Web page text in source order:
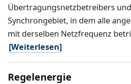
Übertragungsnetzbetreibers
Synchrongebiet, in dem alle
mit derselben Netzfrequenz
[Weiterlesen]
Regelenergie